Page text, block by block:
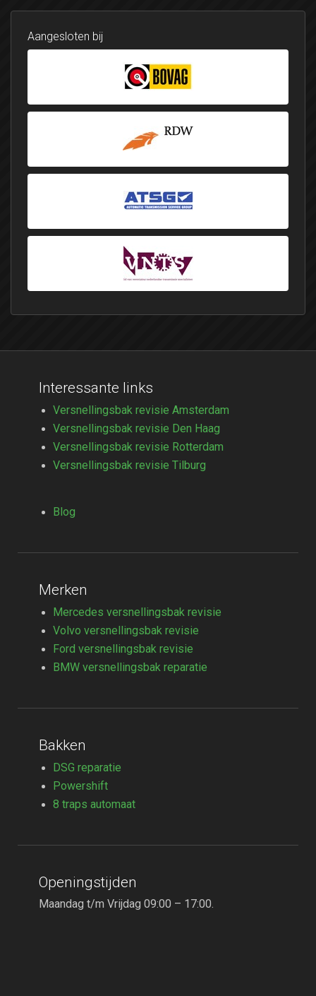
Aangesloten bij
Interessante links
Versnellingsbak revisie Amsterdam
Versnellingsbak revisie Den Haag
Versnellingsbak revisie Rotterdam
Versnellingsbak revisie Tilburg
Blog
Merken
Mercedes versnellingsbak revisie
Volvo versnellingsbak revisie
Ford versnellingsbak revisie
BMW versnellingsbak reparatie
Bakken
DSG reparatie
Powershift
8 traps automaat
Openingstijden
Maandag t/m Vrijdag 09:00 – 17:00.